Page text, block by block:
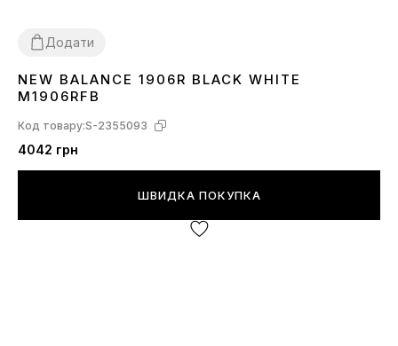
Додати
4041
NEW BALANCE 1906R BLACK WHITE
M1906RFB
Код товару:S-2355093
4042 грн
ШВИДКА ПОКУПКА